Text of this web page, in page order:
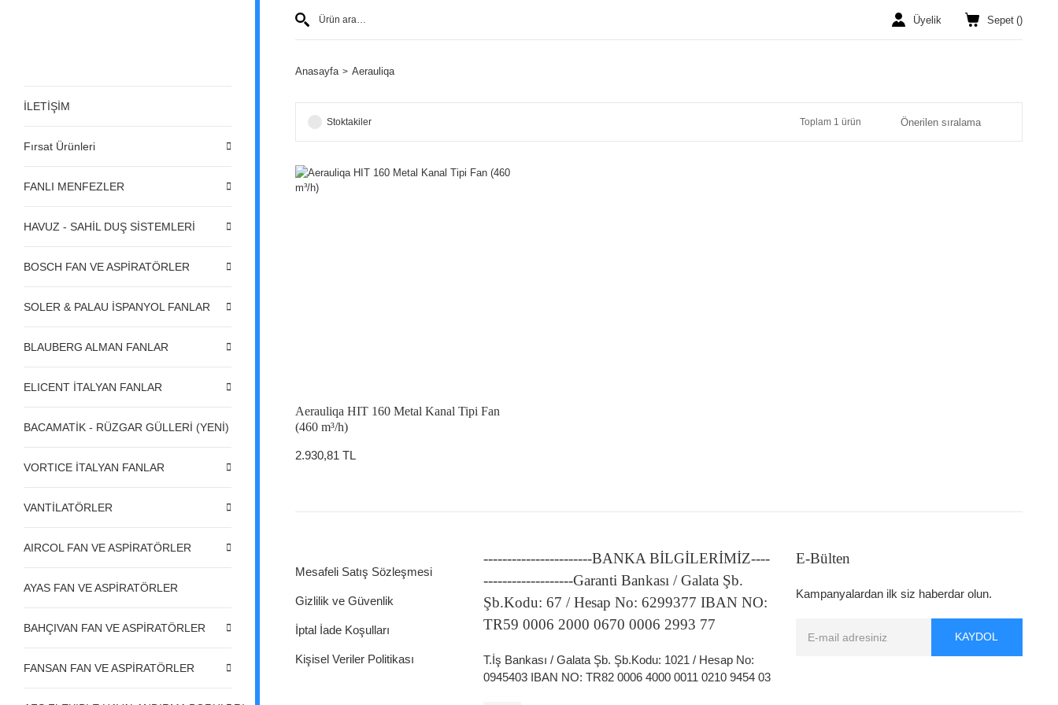
İLETİŞİM
Fırsat Ürünleri
FANLI MENFEZLER
HAVUZ - SAHİL DUŞ SİSTEMLERİ
BOSCH FAN VE ASPİRATÖRLER
SOLER & PALAU İSPANYOL FANLAR
BLAUBERG ALMAN FANLAR
ELICENT İTALYAN FANLAR
BACAMATİK - RÜZGAR GÜLLERİ (YENİ)
VORTICE İTALYAN FANLAR
VANTİLATÖRLER
AIRCOL FAN VE ASPİRATÖRLER
AYAS FAN VE ASPİRATÖRLER
BAHÇIVAN FAN VE ASPİRATÖRLER
FANSAN FAN VE ASPİRATÖRLER
Üyelik Sepet ()
Anasayfa Aerauliqa
Stoktakiler Toplam 1 ürün
Aerauliqa HIT 160 Metal Kanal Tipi Fan
(460 m³/h)
2.930,81 TL
Mesafeli Satış Sözleşmesi
Gizlilik ve Güvenlik
İptal İade Koşulları
Kişisel Veriler Politikası
-----------------------BANKA BİLGİLERİMİZ----
-------------------Garanti Bankası / Galata Şb.
Şb.Kodu: 67 / Hesap No: 6299377 IBAN NO:
TR59 0006 2000 0670 0006 2993 77
T.İş Bankası / Galata Şb. Şb.Kodu: 1021 / Hesap No:
0945403 IBAN NO: TR82 0006 4000 0011 0210 9454 03
E-Bülten
Kampanyalardan ilk siz haberdar olun.
KAYDOL